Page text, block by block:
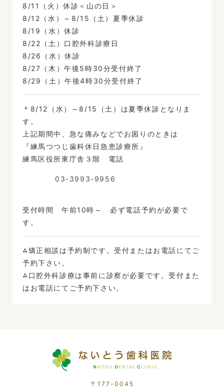
8/11（火）休診＜山の日＞
8/12（水）～8/15（土）夏季休診
8/19（水）休診
8/22（土）口腔外科診療日
8/26（水）休診
8/27（木）午後5時30分受付終了
8/29（土）午後4時30分受付終了
＊8/12（水）～8/15（土）は夏季休診となりま
す。
上記期間中、急な痛みなどでお困りのときは
『練馬つつじ歯科休日急患診療所』
練馬区役所東庁舎３階 電話
03-3993-9956
受付時間 午前10時～ 必ず電話予約が必要で
す。
⁂矯正相談は予約制です。受付またはお電話にてご
予約下さい。
⁂口腔外科診療は事前に診察が必要です。受付また
はお電話にてご予約下さい。
〒177-0045